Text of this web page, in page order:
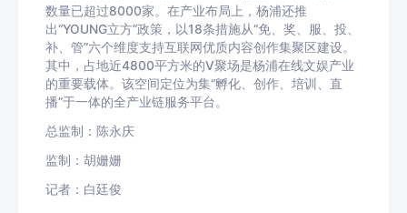
数量已超过8000家。在产业布局上，杨浦还推
出“YOUNG立方”政策，以18条措施从“免、奖、服、投、
补、管”六个维度支持互联网优质内容创作集聚区建设。
其中，占地近4800平方米的V聚场是杨浦在线文娱产业
的重要载体。该空间定位为集“孵化、创作、培训、直
播”于一体的全产业链服务平台。
总监制：陈永庆
监制：胡姗姗
记者：白廷俊